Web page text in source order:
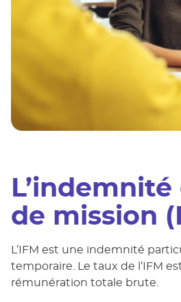
de mission
L’IFM est une indemnité
temporaire. Le taux de l’IFM
rémunération totale brute.